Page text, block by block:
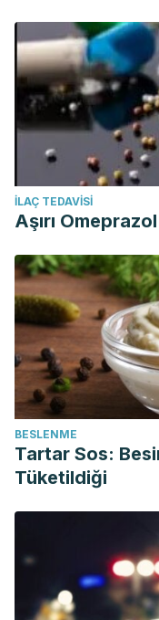
İLAÇ TEDAVISI
Aşırı
BESLENME
Tartar Sos:
Tüketildiği